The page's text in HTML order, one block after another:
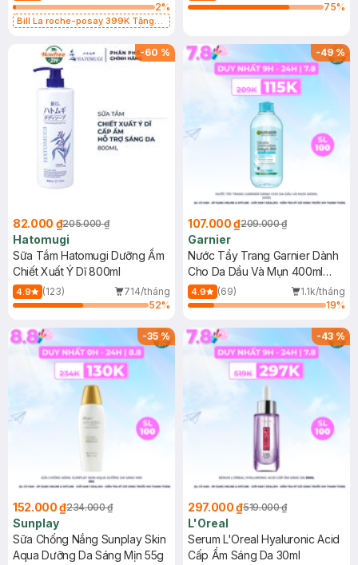
2%
Bill La roche-posay 399K Tặng
(SL có hạn)
75%
-60 %
82.000 ₫205.000 ₫
Hatomugi
Sữa Tắm Hatomugi Dưỡng Ẩm
Chiết Xuất Ý Dĩ 800ml
4.9 (123)
714/tháng
52%
-49%
107.000 ₫209.000 ₫
Garnier
Nước Tẩy Trang Garnier Dành
Cho Da Dầu Và Mụn 400ml
(Mới)
4.9 (69)
1.1k/tháng
19%
-35%
152.000 ₫234.000 ₫
Sunplay
Sữa Chống Nắng Sunplay Skin
Aqua Dưỡng Da Sáng Mịn 55g
-43%
297.000 ₫519.000 ₫
L'Oreal
Serum L'Oreal Hyaluronic Acid
Cấp Ẩm Sáng Da 30ml